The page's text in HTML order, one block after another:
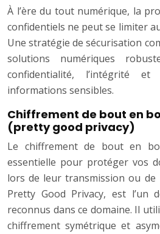
À l’ère du tout numérique, la
confidentiels ne peut se limiter
Une stratégie de sécurisation
solutions numériques
confidentialité, l’intégrité
informations sensibles.
Chiffrement de bout en
(pretty good privacy)
Le chiffrement de bout en
essentielle pour protéger vos
lors de leur transmission ou de
Pretty Good Privacy, est l’un
reconnus dans ce domaine. Il
chiffrement symétrique et